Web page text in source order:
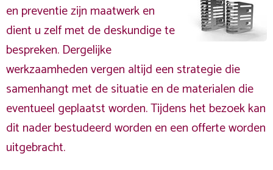
en preventie zijn maatwerk en
dient u zelf met de deskundige te
bespreken. Dergelijke
werkzaamheden vergen altijd een strategie die
samenhangt met de situatie en de materialen die
eventueel geplaatst worden. Tijdens het bezoek kan
dit nader bestudeerd worden en een offerte worden
uitgebracht.